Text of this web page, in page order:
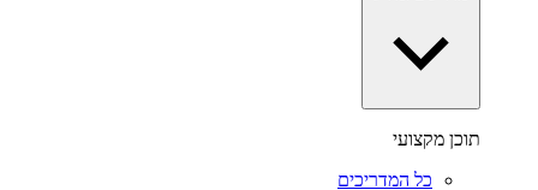
תוכן מקצועי
כל המדריכים